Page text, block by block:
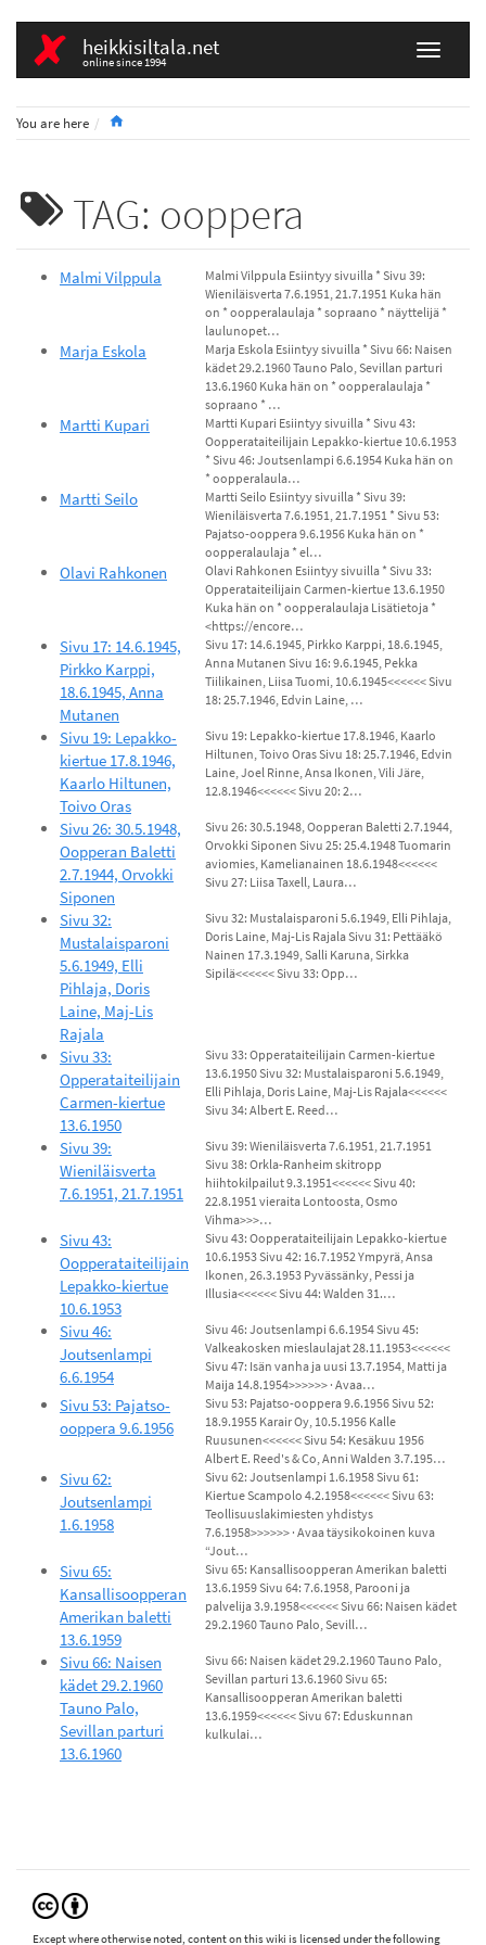
heikkisiltala.net
online since 1994
You are here
TAG: ooppera
Malmi Vilppula
Malmi Vilppula Esiintyy sivuilla * Sivu 39:
Wieniläisverta 7.6.1951, 21.7.1951 Kuka hän
on * oopperalaulaja * sopraano * näyttelijä *
laulunopet…
Marja Eskola
Marja Eskola Esiintyy sivuilla * Sivu 66: Naisen
kädet 29.2.1960 Tauno Palo, Sevillan parturi
13.6.1960 Kuka hän on * oopperalaulaja *
sopraano * …
Martti Kupari
Martti Kupari Esiintyy sivuilla * Sivu 43:
Oopperataiteilijain Lepakko-kiertue 10.6.1953
* Sivu 46: Joutsenlampi 6.6.1954 Kuka hän on
* oopperalaula…
Martti Seilo
Martti Seilo Esiintyy sivuilla * Sivu 39:
Wieniläisverta 7.6.1951, 21.7.1951 * Sivu 53:
Pajatso-ooppera 9.6.1956 Kuka hän on *
oopperalaulaja * el…
Olavi Rahkonen
Olavi Rahkonen Esiintyy sivuilla * Sivu 33:
Opperataiteilijain Carmen-kiertue 13.6.1950
Kuka hän on * oopperalaulaja Lisätietoja *
<https://encore…
Sivu 17: 14.6.1945,
Pirkko Karppi,
18.6.1945, Anna
Mutanen
Sivu 17: 14.6.1945, Pirkko Karppi, 18.6.1945,
Anna Mutanen Sivu 16: 9.6.1945, Pekka
Tiilikainen, Liisa Tuomi, 10.6.1945<<<<<< Sivu
18: 25.7.1946, Edvin Laine, …
Sivu 19: Lepakko-
kiertue 17.8.1946,
Kaarlo Hiltunen,
Toivo Oras
Sivu 19: Lepakko-kiertue 17.8.1946, Kaarlo
Hiltunen, Toivo Oras Sivu 18: 25.7.1946, Edvin
Laine, Joel Rinne, Ansa Ikonen, Vili Järe,
12.8.1946<<<<<< Sivu 20: 2…
Sivu 26: 30.5.1948,
Oopperan Baletti
2.7.1944, Orvokki
Siponen
Sivu 26: 30.5.1948, Oopperan Baletti 2.7.1944,
Orvokki Siponen Sivu 25: 25.4.1948 Tuomarin
aviomies, Kamelianainen 18.6.1948<<<<<<
Sivu 27: Liisa Taxell, Laura…
Sivu 32:
Mustalaisparoni
5.6.1949, Elli
Pihlaja, Doris
Laine, Maj-Lis
Rajala
Sivu 32: Mustalaisparoni 5.6.1949, Elli Pihlaja,
Doris Laine, Maj-Lis Rajala Sivu 31: Pettääkö
Nainen 17.3.1949, Salli Karuna, Sirkka
Sipilä<<<<<< Sivu 33: Opp…
Sivu 33:
Opperataiteilijain
Carmen-kiertue
13.6.1950
Sivu 33: Opperataiteilijain Carmen-kiertue
13.6.1950 Sivu 32: Mustalaisparoni 5.6.1949,
Elli Pihlaja, Doris Laine, Maj-Lis Rajala<<<<<<
Sivu 34: Albert E. Reed…
Sivu 39:
Wieniläisverta
7.6.1951, 21.7.1951
Sivu 39: Wieniläisverta 7.6.1951, 21.7.1951
Sivu 38: Orkla-Ranheim skitropp
hiihtokilpailut 9.3.1951<<<<<< Sivu 40:
22.8.1951 vieraita Lontoosta, Osmo
Vihma>>>…
Sivu 43:
Oopperataiteilijain
Lepakko-kiertue
10.6.1953
Sivu 43: Oopperataiteilijain Lepakko-kiertue
10.6.1953 Sivu 42: 16.7.1952 Ympyrä, Ansa
Ikonen, 26.3.1953 Pyvässänky, Pessi ja
Illusia<<<<<< Sivu 44: Walden 31.…
Sivu 46:
Joutsenlampi
6.6.1954
Sivu 46: Joutsenlampi 6.6.1954 Sivu 45:
Valkeakosken mieslaulajat 28.11.1953<<<<<<
Sivu 47: Isän vanha ja uusi 13.7.1954, Matti ja
Maija 14.8.1954>>>>>> · Avaa…
Sivu 53: Pajatso-
ooppera 9.6.1956
Sivu 53: Pajatso-ooppera 9.6.1956 Sivu 52:
18.9.1955 Karair Oy, 10.5.1956 Kalle
Ruusunen<<<<<< Sivu 54: Kesäkuu 1956
Albert E. Reed's & Co, Anni Walden 3.7.195…
Sivu 62:
Joutsenlampi
1.6.1958
Sivu 62: Joutsenlampi 1.6.1958 Sivu 61:
Kiertue Scampolo 4.2.1958<<<<<< Sivu 63:
Teollisuuslakimiesten yhdistys
7.6.1958>>>>>> · Avaa täysikokoinen kuva
“Jout…
Sivu 65:
Kansallisoopperan
Amerikan baletti
13.6.1959
Sivu 65: Kansallisoopperan Amerikan baletti
13.6.1959 Sivu 64: 7.6.1958, Parooni ja
palvelija 3.9.1958<<<<<< Sivu 66: Naisen kädet
29.2.1960 Tauno Palo, Sevill…
Sivu 66: Naisen
kädet 29.2.1960
Tauno Palo,
Sevillan parturi
13.6.1960
Sivu 66: Naisen kädet 29.2.1960 Tauno Palo,
Sevillan parturi 13.6.1960 Sivu 65:
Kansallisoopperan Amerikan baletti
13.6.1959<<<<<< Sivu 67: Eduskunnan
kulkulai…
Except where otherwise noted, content on this wiki is licensed under the following